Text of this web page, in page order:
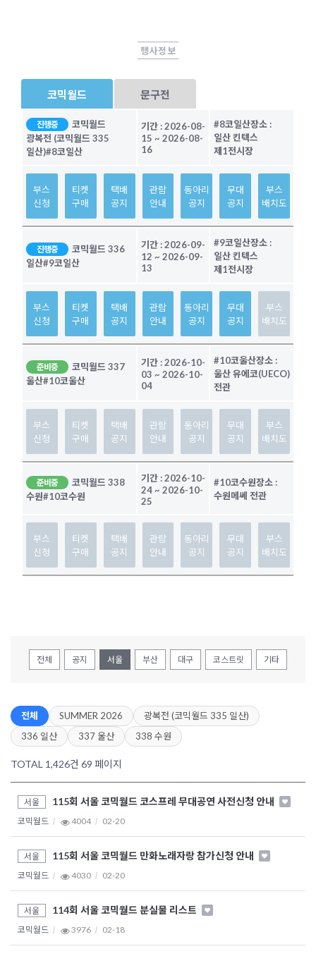
행사정보
코믹월드 문구전
진행중
코믹월드
광복전 (코믹월드 335
일산)#8코일산
기간 :2026-08-
15 ~ 2026-08-
16
#8코일산장소 :
일산 킨텍스
제1전시장
부스
신청
티켓
구매
택배
공지
관람
안내
동아리
공지
무대
공지
부스
배치도
진행중
코믹월드 336
일산#9코일산
기간 :2026-09-
12 ~ 2026-09-
13
#9코일산장소 :
일산 킨텍스
제1전시장
부스
신청
티켓
구매
택배
공지
관람
안내
동아리
공지
무대
공지
부스
배치도
준비중
코믹월드 337
울산#10코울산
기간 :2026-10-
03 ~ 2026-10-
04
#10코울산장소 :
울산 유에코(UECO)
전관
부스
신청
티켓
구매
택배
공지
관람
안내
동아리
공지
무대
공지
부스
배치도
준비중
코믹월드 338
수원#10코수원
기간 :2026-10-
24~ 2026-10-
25
#10코수원장소 :
수원메쎄 전관
부스
신청
티켓
구매
택배
공지
관람
안내
동아리
공지
무대
공지
부스
배치도
전체 공지 서울 부산 대구 코스트릿 기타
전체 SUMMER 2026
광복전 (코믹월드 335 일산)
336 일산
337 울산 338 수원
TOTAL 1,426건 69 페이지
서울 115회 서울 코믹월드 코스프레 무대공연 사전신청 안내
코믹월드 4004 02-20
서울 115회 서울 코믹월드 만화노래자랑 참가신청 안내
코믹월드 4030 02-20
서울 114회 서울 코믹월드 분실물 리스트
코믹월드 3976 02-18